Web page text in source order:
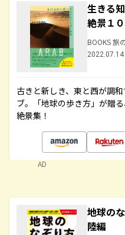
生きる
絶景１
BOOKS 旅
2022.07.14
古きと新しき、東と西が調
ブ。「地球の歩き方」が贈
絶景集！
AD
地球の
陸編